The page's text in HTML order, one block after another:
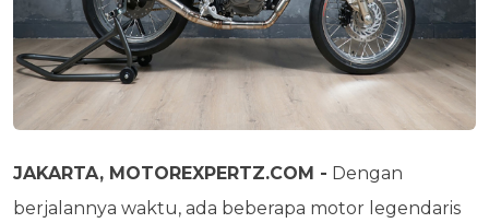
JAKARTA, MOTOREXPERTZ.COM - Dengan
berjalannya waktu, ada beberapa motor legendaris